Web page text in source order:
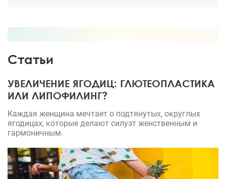
черты и мимика остались прежними. Спасибо
Статьи
УВЕЛИЧЕНИЕ ЯГОДИЦ: ГЛЮТЕОПЛАСТИКА
ИЛИ ЛИПОФИЛИНГ?
Каждая женщина мечтает о подтянутых, округлых
ягодицах, которые делают силуэт женственным и
гармоничным.